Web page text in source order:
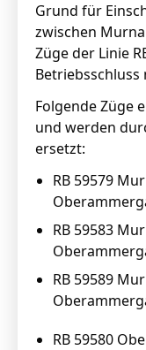
Grund für
zwischen
Züge der Linie
Betriebsschluss
Folgende Züge
und werden
ersetzt:
RB 59579
RB 59583
RB 59589
RB 59580